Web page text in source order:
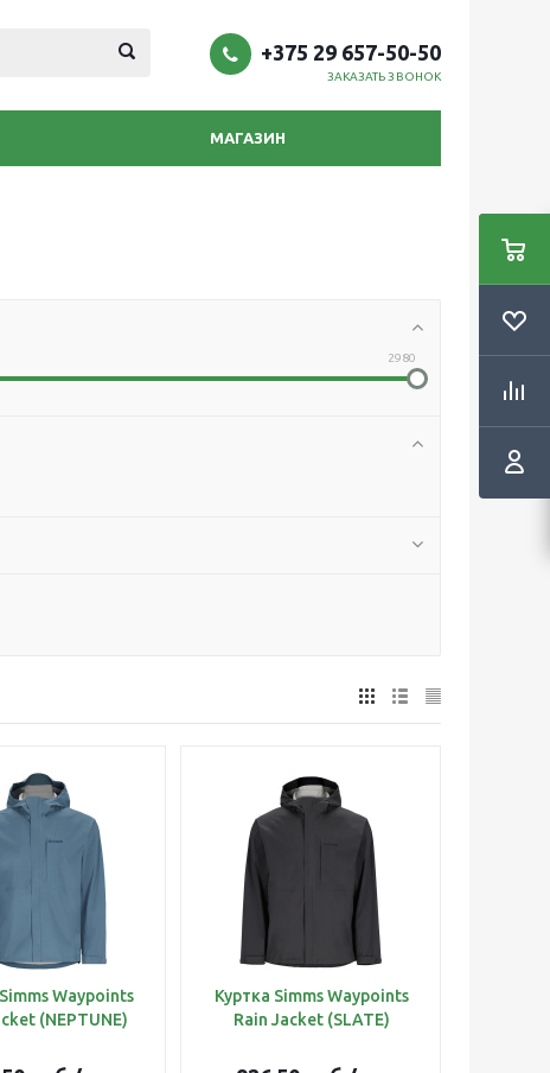
+375 29 657-50-50
ЗАКАЗАТЬ ЗВОНОК
МАГАЗИН
2980
Waypoints
(NEPTUNE)
Куртка Simms Waypoints
Rain Jacket (SLATE)